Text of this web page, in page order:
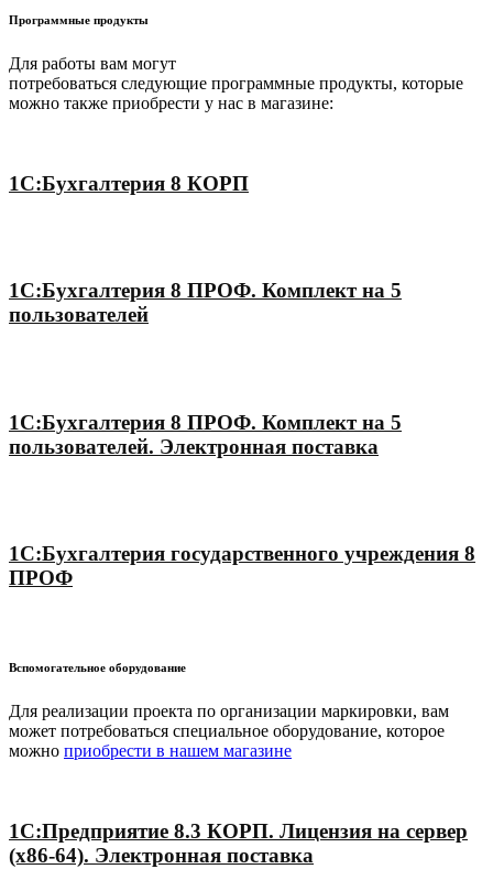
Программные продукты
Для работы вам могут
потребоваться следующие программные продукты, которые
можно также приобрести у нас в магазине:
1С:Бухгалтерия 8 КОРП
1С:Бухгалтерия 8 ПРОФ. Комплект на 5
пользователей
1С:Бухгалтерия 8 ПРОФ. Комплект на 5
пользователей. Электронная поставка
1С:Бухгалтерия государственного учреждения 8
ПРОФ
Вспомогательное оборудование
Для реализации проекта по организации маркировки, вам
может потребоваться специальное оборудование, которое
можно приобрести в нашем магазине
1С:Предприятие 8.3 КОРП. Лицензия на сервер
(x86-64). Электронная поставка